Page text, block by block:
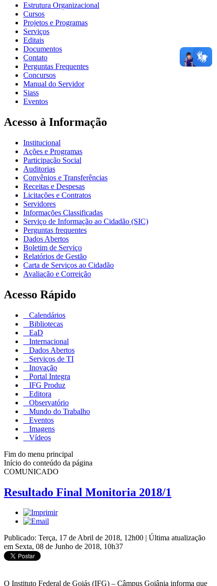
Estrutura Organizacional
Cursos
Projetos e Programas
Serviços
Editais
Documentos
Contato
Perguntas Frequentes
Concursos
Manual do Servidor
Siass
Eventos
Acesso à Informação
Institucional
Ações e Programas
Participação Social
Auditorias
Convênios e Transferências
Receitas e Despesas
Licitações e Contratos
Servidores
Informações Classificadas
Serviço de Informação ao Cidadão (SIC)
Perguntas frequentes
Dados Abertos
Boletim de Serviço
Relatórios de Gestão
Carta de Serviços ao Cidadão
Avaliação e Correição
Acesso Rápido
Calendários
Bibliotecas
EaD
Internacional
Dados Abertos
Serviços de TI
Inovação
Portal Integra
IFG Produz
Editora
Observatório
Mundo do Trabalho
Eventos
Imagens
Vídeos
Fim do menu principal
Início do conteúdo da página
COMUNICADO
Resultado Final Monitoria 2018/1
Publicado: Terça, 17 de Abril de 2018, 12h00 | Última atualização
em Sexta, 08 de Junho de 2018, 10h37
O Instituto Federal de Goiás (IFG) – Câmpus Goiânia informa que